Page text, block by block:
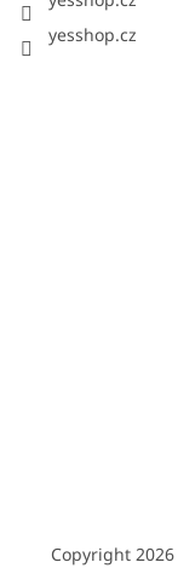
yesshop.cz
Copyright 2026